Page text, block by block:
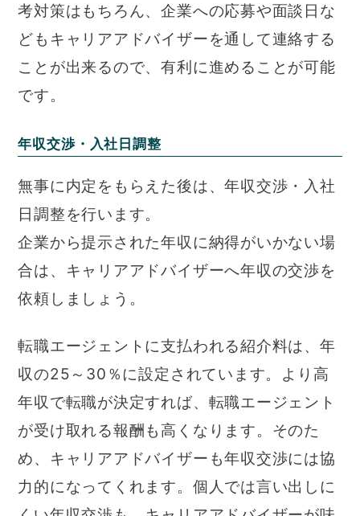
考対策はもちろん、企業への応募や面談日な
どもキャリアアドバイザーを通して連絡する
ことが出来るので、有利に進めることが可能
です。
年収交渉・入社日調整
無事に内定をもらえた後は、年収交渉・入社
日調整を行います。
企業から提示された年収に納得がいかない場
合は、キャリアアドバイザーへ年収の交渉を
依頼しましょう。
転職エージェントに支払われる紹介料は、年
収の25～30％に設定されています。より高
年収で転職が決定すれば、転職エージェント
が受け取れる報酬も高くなります。そのた
め、キャリアアドバイザーも年収交渉には協
力的になってくれます。個人では言い出しに